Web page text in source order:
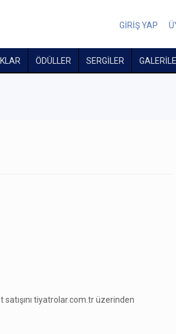
GİRİŞ YAP
ÖDÜLLER SERGİLER
tiyatrolar.com.tr üzerinden